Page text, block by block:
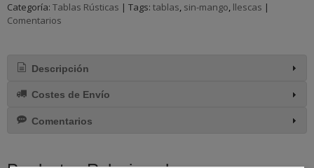
Categoría: Tablas Rústicas | Tags: tablas sin-mango llescas |
Comentarios
Descripción
Costes de Envío
Comentarios